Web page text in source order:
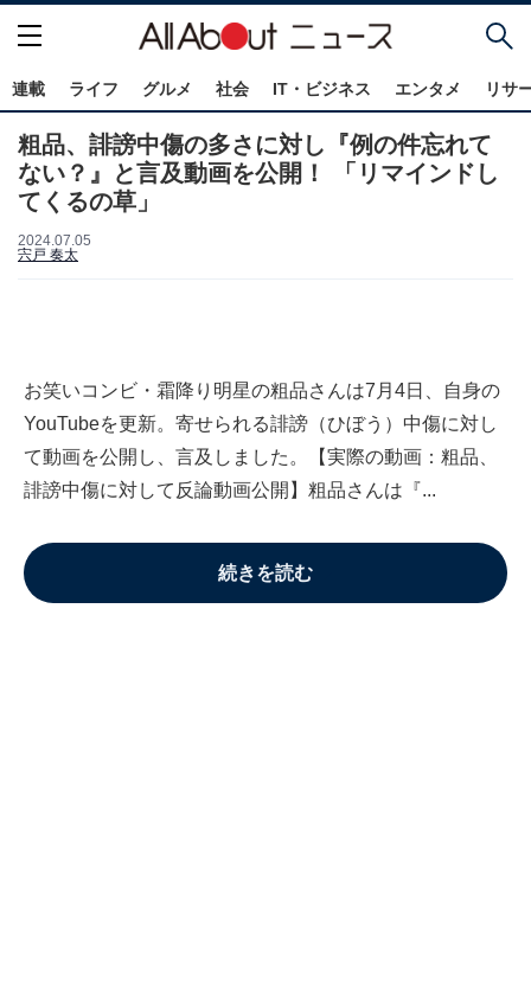
連載 ライフ グルメ 社会 IT・ビジネス エンタメ リサ
粗品、誹謗中傷の多さに対し『例の件忘れて
ない？』と言及動画を公開！ 「リマインドし
てくるの草」
2024.07.05
宍戸 奏太
お笑いコンビ・霜降り明星の粗品さんは7月4日、自身の
YouTubeを更新。寄せられる誹謗（ひぼう）中傷に対し
て動画を公開し、言及しました。【実際の動画：粗品、
誹謗中傷に対して反論動画公開】粗品さんは『...
続きを読む